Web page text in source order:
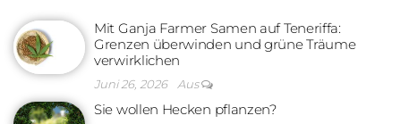
Mit Ganja Farmer Samen auf Teneriffa:
Grenzen überwinden und grüne Träume
verwirklichen
Juni 26, 2026 Aus
Sie wollen Hecken pflanzen?